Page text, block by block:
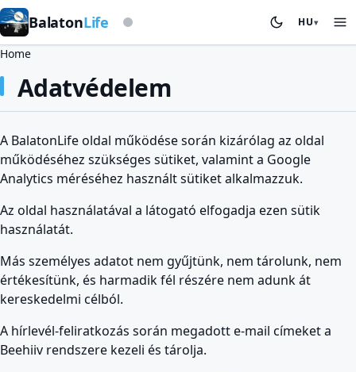
BalatonLife Viharjelző alapon HU▾
Breadcrumb
Home
Adatvédelem
A BalatonLife oldal működése során kizárólag az oldal
működéséhez szükséges sütiket, valamint a Google
Analytics méréséhez használt sütiket alkalmazzuk.
Az oldal használatával a látogató elfogadja ezen sütik
használatát.
Más személyes adatot nem gyűjtünk, nem tárolunk, nem
értékesítünk, és harmadik fél részére nem adunk át
kereskedelmi célból.
A hírlevél-feliratkozás során megadott e-mail címeket a
Beehiiv rendszere kezeli és tárolja.